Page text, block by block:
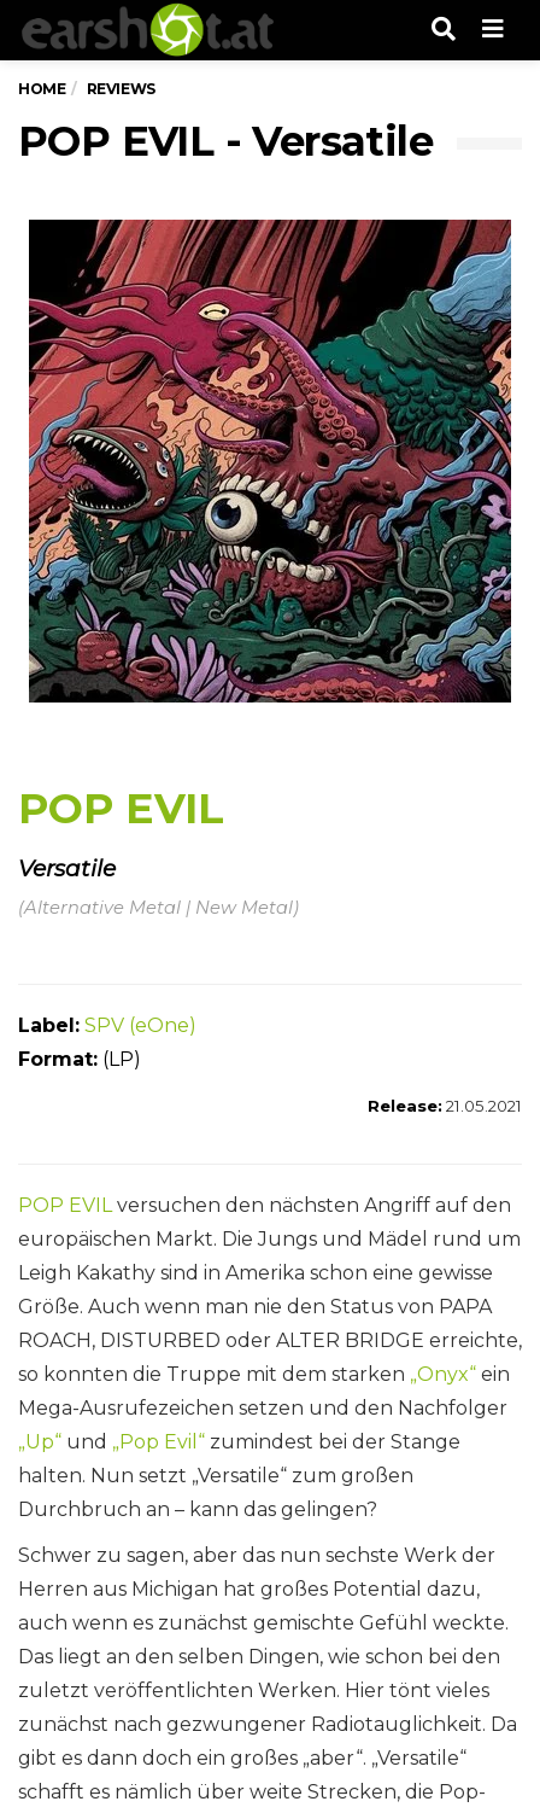
HOME REVIEWS
POP EVIL - Versatile
POP EVIL
Versatile
(Alternative Metal | New Metal)
Label: SPV (eOne)
Format: (LP)
Release: 21.05.2021
POP EVIL versuchen den nächsten Angriff auf den
europäischen Markt. Die Jungs und Mädel rund um
Leigh Kakathy sind in Amerika schon eine gewisse
Größe. Auch wenn man nie den Status von PAPA
ROACH, DISTURBED oder ALTER BRIDGE erreichte,
so konnten die Truppe mit dem starken „Onyx“ ein
Mega-Ausrufezeichen setzen und den Nachfolger
„Up“ und „Pop Evil“ zumindest bei der Stange
halten. Nun setzt „Versatile“ zum großen
Durchbruch an – kann das gelingen?
Schwer zu sagen, aber das nun sechste Werk der
Herren aus Michigan hat großes Potential dazu,
auch wenn es zunächst gemischte Gefühl weckte.
Das liegt an den selben Dingen, wie schon bei den
zuletzt veröffentlichten Werken. Hier tönt vieles
zunächst nach gezwungener Radiotauglichkeit. Da
gibt es dann doch ein großes „aber“. „Versatile“
schafft es nämlich über weite Strecken, die Pop-